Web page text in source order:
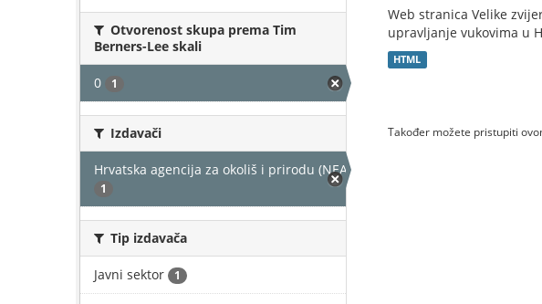
Otvorenost skupa prema Tim
Berners-Lee skali
0 1
Izdavači
Hrvatska agencija za okoliš i prirodu (NEAKTIVAN)
1
Tip izdavača
Javni sektor 1
Web stranica Velike
upravljanje vukovima u
HTML
Također možete pristupiti